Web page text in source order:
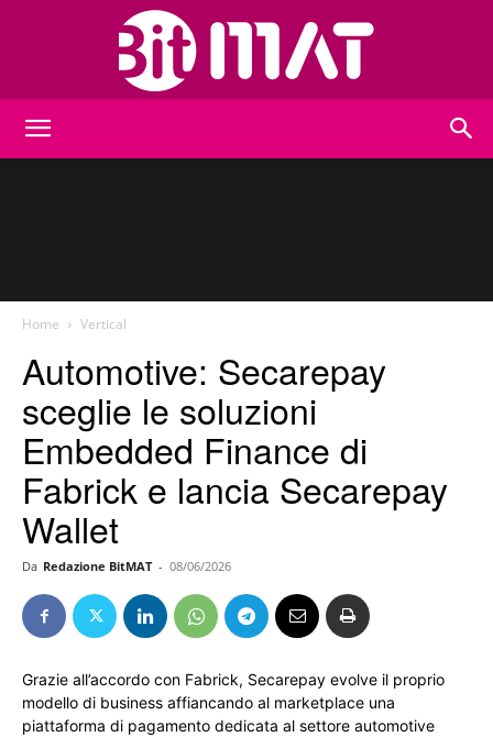
Home Vertical
Automotive: Secarepay
sceglie le soluzioni
Embedded Finance di
Fabrick e lancia Secarepay
Wallet
Da Redazione BitMAT - 08/06/2026
Grazie all’accordo con Fabrick, Secarepay evolve il proprio
modello di business affiancando al marketplace una
piattaforma di pagamento dedicata al settore automotive